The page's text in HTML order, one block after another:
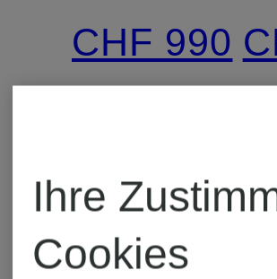
CHF 990
Ihre
Cookies